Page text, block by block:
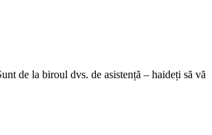
de la biroul dvs. de asistență – haideți să vă